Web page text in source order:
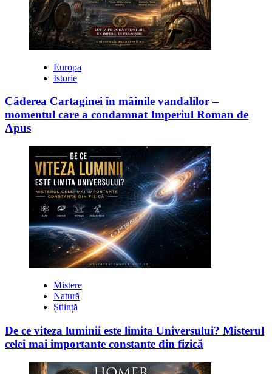
Europa
Istorie
Căderea Cartaginei în mâinile vandalilor –
momentul care a condamnat Imperiul Roman de
Apus
Mistere
Natură
Știință
De ce viteza luminii este limita Universului? Misterul
celei mai importante constante din fizică